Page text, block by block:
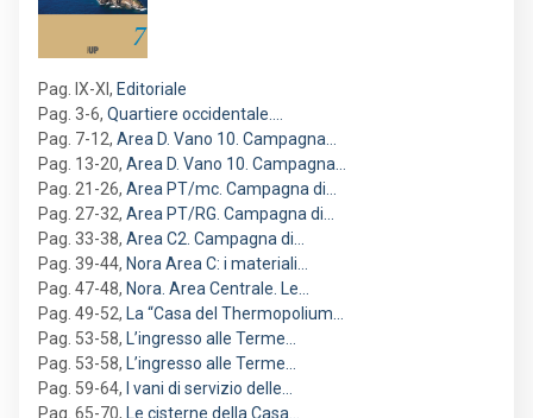
Pag. IX-XI , Editoriale
Pag. 3-6, Quartiere occidentale.…
Pag. 7-12, Area D. Vano 10. Campagna…
Pag. 13-20, Area D. Vano 10. Campagna…
Pag. 21-26, Area PT/mc. Campagna di…
Pag. 27-32, Area PT/RG. Campagna di…
Pag. 33-38, Area C2. Campagna di…
Pag. 39-44, Nora Area C: i materiali…
Pag. 47-48, Nora. Area Centrale. Le…
Pag. 49-52, La “Casa del Thermopolium…
Pag. 53-58, L’ingresso alle Terme…
Pag. 53-58, L’ingresso alle Terme…
Pag. 59-64,
I vani di servizio delle…
Pag. 65-70, Le cisterne della Casa…